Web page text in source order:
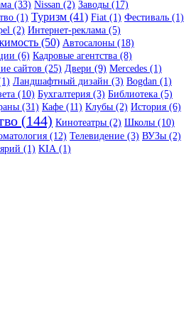
(33) Nissan (2) Заводы (17)
(1) Туризм (41) Fiat (1) Фестиваль (1)
(2) Интернет-реклама (5)
(50) Автосалоны (18)
(6) Кадровые агентства (8)
сайтов (25) Двери (9) Mercedes (1)
Ландшафтный дизайн (3) Bogdan (1)
(10) Бухгалтерия (3) Библиотека (5)
(31) Кафе (11) Клубы (2) История (6)
(144) Кинотеатры (2) Школы (10)
(12) Телевидение (3) ВУЗы (2)
(1) KIA (1)